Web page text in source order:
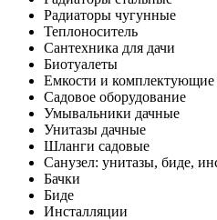
Радиаторы чугунные
Теплоноситель
Сантехника для дачи
Биотуалеты
Емкости и комплектующие
Садовое оборудование
Умывальники дачные
Унитазы дачные
Шланги садовые
Санузел: унитазы, биде,
Бачки
Биде
Инсталляции